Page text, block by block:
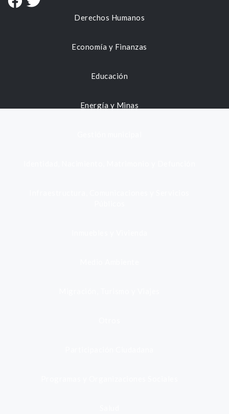
Derechos Humanos
Economía y Finanzas
Educación
Energía y Minas